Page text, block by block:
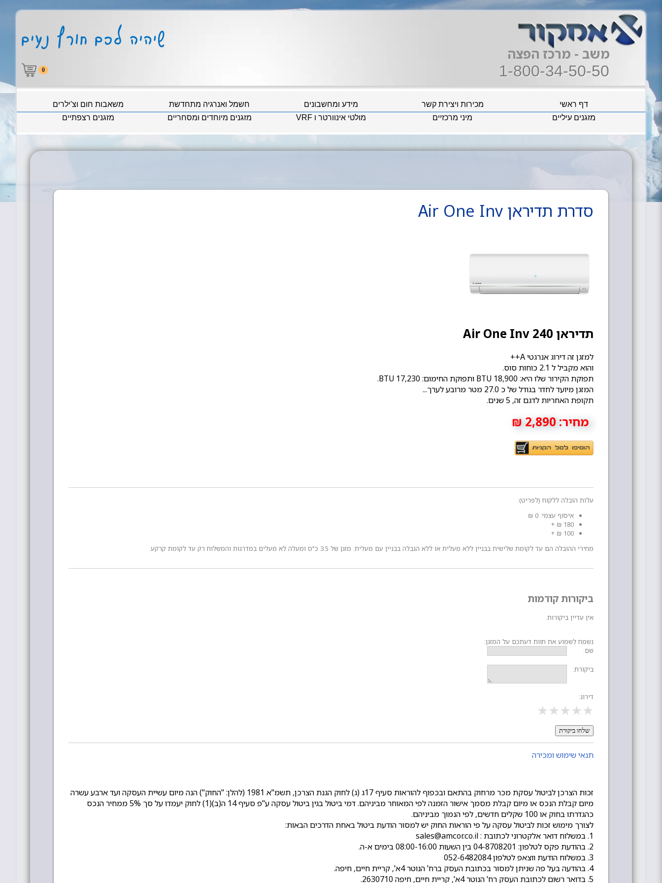
משב - מרכז הפצה
1-800-34-50-50
0
דף ראשי מכירות ויצירת קשר מידע ומחשבונים חשמל ואנרגיה מתחדשת
משאבות חום וצ'ילרים
מזגנים עיליים
מיני מרכזיים מולטי אינוורטר ו VRF מזגנים מיוחדים ומסחריים מזגנים רצפתיים
סדרת תדיראן Air One Inv
תדיראן Air One Inv 240
למזגן זה דירוג אנרגטי A++
והוא מקביל ל 2.1 כוחות סוס.
תפוקת הקירור שלו היא: 18,900 BTU ותפוקת החימום: 17,230 BTU.
המזגן מיועד לחדר בגודל של כ 27.0 מטר מרובע לערך...
תקופת האחריות לדגם זה, 5 שנים.
מחיר:2,890 ₪
עלות הובלה ללקוח (לפריט):
איסוף עצמי: 0 ₪
180 ₪ +
100 ₪ +
מחירי ההובלה הם עד לקומת שלישית בבניין ללא מעלית או ללא הגבלה בבניין עם מעלית. מזגן של 3.5 כ"ס ומעלה לא מעלים במדרגות והמשלוח רק עד לקומת קרקע.
ביקורות קודמות
אין עדיין ביקורות.
נשמח לשמוע את חוות דעתכם על המזגן:
שם:
ביקורת:
דירוג:
★★★★★
שלחו ביקורת
תנאי שימוש ומכירה
זכות הצרכן לביטול עסקת מכר מרחוק בהתאם ובכפוף להוראות סעיף 17ג (ג) לחוק הגנת הצרכן, תשמ"א 1981 (להלן: "החוק") הנה מיום עשיית העסקה ועד ארבע עשרה
מיום קבלת הנכס או מיום קבלת מסמך אישור הזמנה לפי המאוחר מביניהם. דמי ביטול בגין ביטול עסקה ע"פ סעיף 14 ה(ב)(1) לחוק יעמדו על סך 5% ממחיר הנכס
כהגדרתו בחוק או 100 שקלים חדשים, לפי הנמוך מביניהם.
לצורך מימוש זכות לביטול עסקה על פי הוראות החוק יש למסור הודעת ביטול באחת הדרכים הבאות:
1. במשלוח דואר אלקטרוני לכתובת : sales@amcor.co.il
2. בהודעת פקס לטלפון: 04-8708201 בין השעות 08:00-16:00 בימים א-ה.
3. במשלוח הודעת ווצאפ לטלפון 052-6482084
4. בהודעה בעל פה שניתן למסור בכתובת העסק ברח' הנוטר 4א', קריית חיים, חיפה.
5. בדואר רשום לכתובת העסק רח' הנוטר 4א', קריית חיים, חיפה 2630710.